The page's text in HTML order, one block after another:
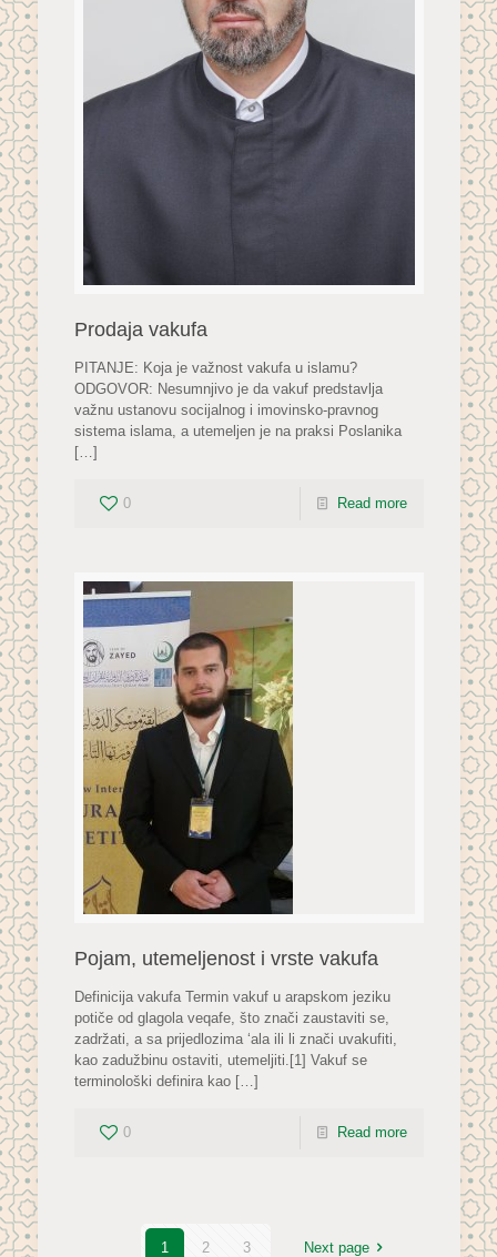
Prodaja vakufa
PITANJE: Koja je važnost vakufa u islamu?
ODGOVOR: Nesumnjivo je da vakuf predstavlja
važnu ustanovu socijalnog i imovinsko-pravnog
sistema islama, a utemeljen je na praksi Poslanika
[…]
0 Read more
Pojam, utemeljenost i vrste vakufa
Definicija vakufa Termin vakuf u arapskom jeziku
potiče od glagola veqafe, što znači zaustaviti se,
zadržati, a sa prijedlozima ‘ala ili li znači uvakufiti,
kao zadužbinu ostaviti, utemeljiti.[1] Vakuf se
terminološki definira kao[…]
0 Read more
1 2 3 Next page